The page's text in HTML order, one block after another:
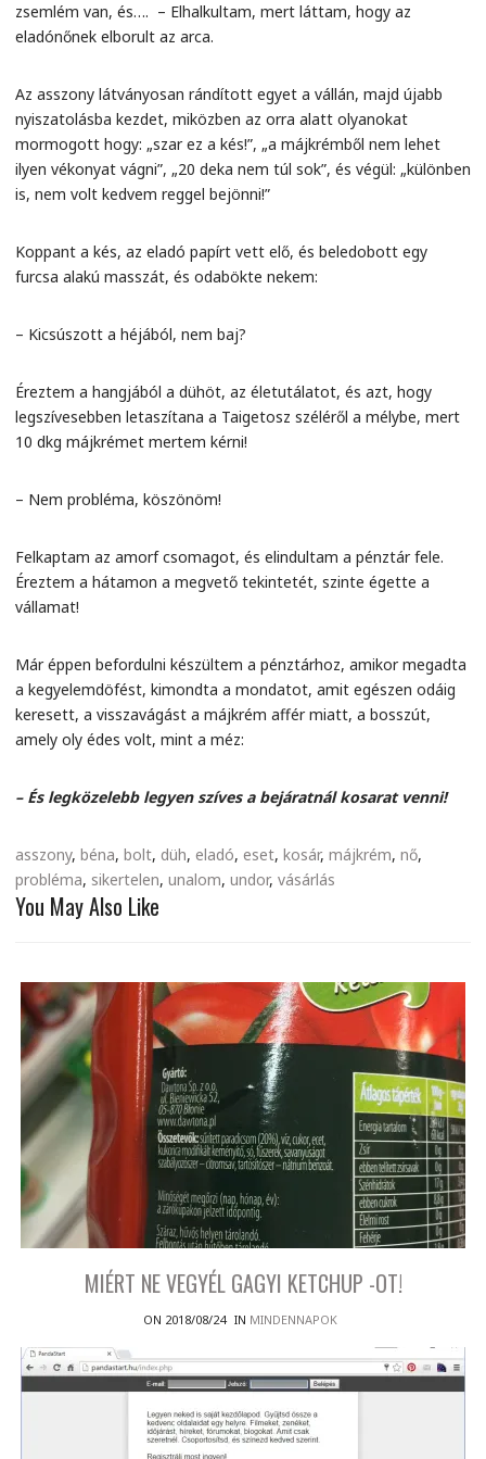
zsemlém van, és…. – Elhalkultam, mert láttam, hogy az
eladónőnek elborult az arca.
Az asszony látványosan rándított egyet a vállán, majd újabb
nyiszatolásba kezdet, miközben az orra alatt olyanokat
mormogott hogy: „szar ez a kés!”, „a májkrémből nem lehet
ilyen vékonyat vágni”, „20 deka nem túl sok”, és végül: „különben
is, nem volt kedvem reggel bejönni!”
Koppant a kés, az eladó papírt vett elő, és beledobott egy
furcsa alakú masszát, és odabökte nekem:
– Kicsúszott a héjából, nem baj?
Éreztem a hangjából a dühöt, az életutálatot, és azt, hogy
legszívesebben letaszítana a Taigetosz széléről a mélybe, mert
10 dkg májkrémet mertem kérni!
– Nem probléma, köszönöm!
Felkaptam az amorf csomagot, és elindultam a pénztár fele.
Éreztem a hátamon a megvető tekintetét, szinte égette a
vállamat!
Már éppen befordulni készültem a pénztárhoz, amikor megadta
a kegyelemdöfést, kimondta a mondatot, amit egészen odáig
keresett, a visszavágást a májkrém affér miatt, a bosszút,
amely oly édes volt, mint a méz:
– És legközelebb legyen szíves a bejáratnál kosarat venni!
asszony, béna, bolt, düh, eladó, eset, kosár, májkrém, nő,
probléma, sikertelen, unalom, undor, vásárlás
You May Also Like
MIÉRT NE VEGYÉL GAGYI KETCHUP -OT!
ON 2018/08/24 IN MINDENNAPOK